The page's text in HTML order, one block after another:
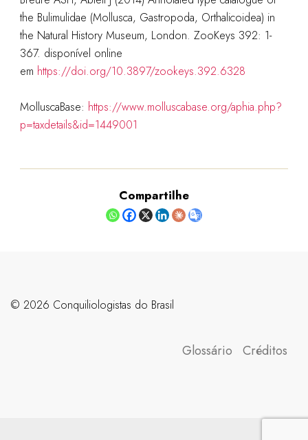
the Bulimulidae (Mollusca, Gastropoda, Orthalicoidea) in
the Natural History Museum, London. ZooKeys 392: 1-
367. disponível online
em https://doi.org/10.3897/zookeys.392.6328
MolluscaBase: https://www.molluscabase.org/aphia.php?
p=taxdetails&id=1449001
Compartilhe
©️ 2026 Conquiliologistas do Brasil
Glossário Créditos